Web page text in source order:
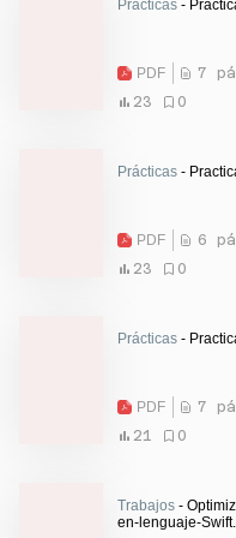
Prácticas -
PDF
7
23
0
Prácticas -
PDF
6
23
0
Prácticas -
PDF
7
21
0
Trabajos -
en-lenguaje-